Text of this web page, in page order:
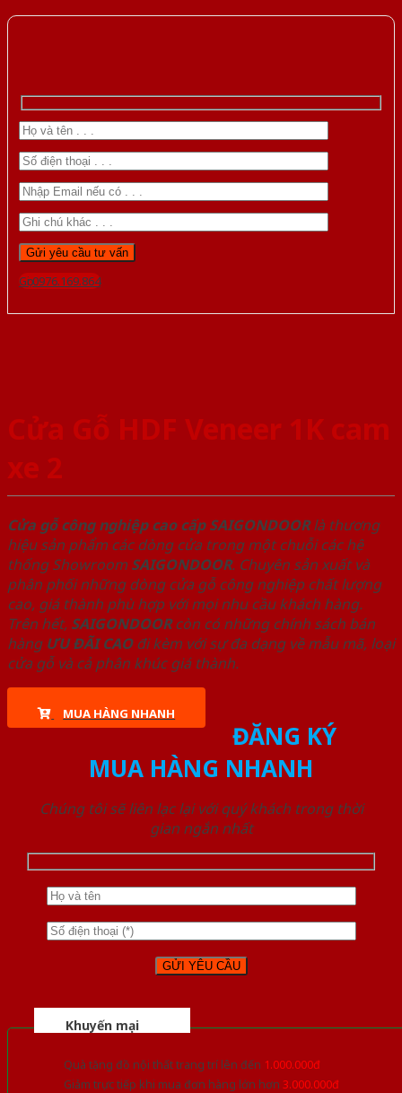
Gọi 0976.169.864
Cửa Gỗ HDF Veneer 1K cam
xe 2
Cửa gỗ công nghiệp cao cấp SAIGONDOORlà thương
hiệu sản phẩm các dòng cửa trong một chuỗi các hệ
thống Showroom SAIGONDOOR. Chuyên sản xuất và
phân phối những dòng cửa gỗ công nghiệp chất lượng
cao, giá thành phù hợp với mọi nhu cầu khách hàng.
Trên hết, SAIGONDOORcòn có những chính sách bán
hàng ƯU ĐÃI CAOđi kèm với sự đa dạng về mẫu mã, loại
cửa gỗ và cả phân khúc giá thành.
MUA HÀNG NHANH
ĐĂNG KÝ
MUA HÀNG NHANH
Chúng tôi sẽ liên lạc lại với quý khách trong thời
gian ngắn nhất
Khuyến mại
Quà tặng đồ nội thất trang trí lên đến 1.000.000đ
Giảm trực tiếp khi mua đơn hàng lớn hơn 3.000.000đ